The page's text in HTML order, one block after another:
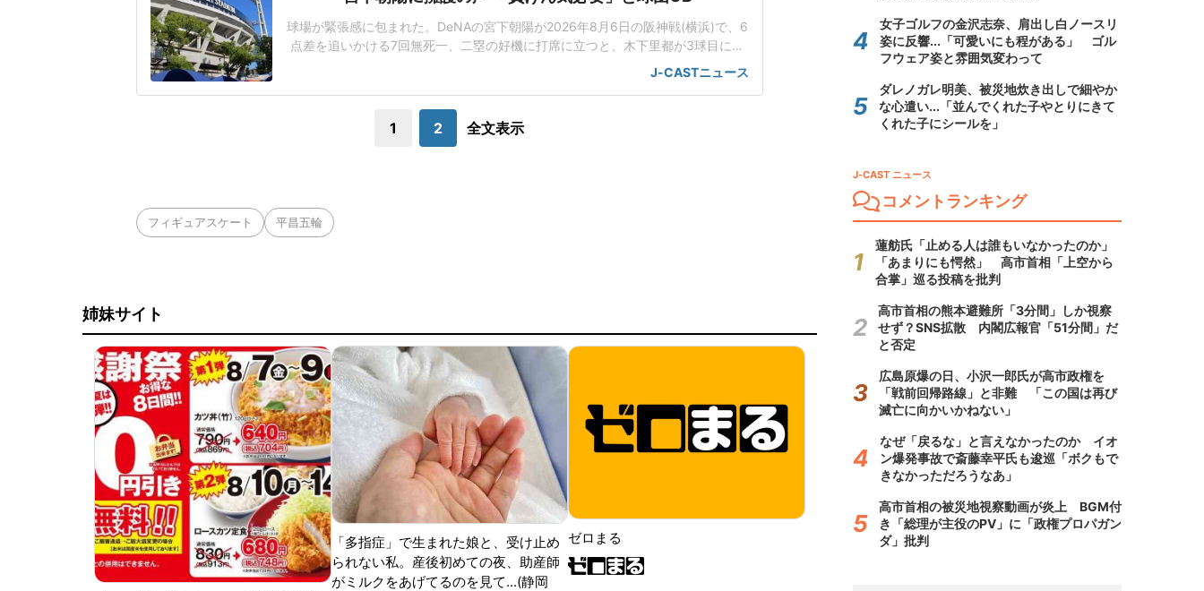
球場が緊張感に包まれた。DeNAの宮下朝陽が2026年8月6日の阪神戦(横浜)で、6
点差を追いかける7回無死一、二塁の好機に打席に立つと、木下里都が3球目に投
じた155キロ直球が顔面付近へ。もんどり打ってよけた宮下は怒りの表情を見せて
ヘルメットを叩きつけた。「熱くなってしまった部分があったのでしょう」前日5
に死球を受けた。内
J-CASTニュース
1 2 全文表示
フィギュアスケート 平昌五輪
姉妹サイト
「多指症」で生まれた娘と、受け止め
られない私。産後初めての夜、助産師
がミルクをあげてるのを見て...(静岡
ゼロまる
女子ゴルフの金沢志奈、肩出し白ノースリ
姿に反響...「可愛いにも程がある」 ゴル
フウェア姿と雰囲気変わって
ダレノガレ明美、被災地炊き出しで細やか
な心遣い...「並んでくれた子やとりにきて
くれた子にシールを」
J-CAST ニュース
コメントランキング
蓮舫氏「止める人は誰もいなかったのか」
「あまりにも愕然」 高市首相「上空から
合掌」巡る投稿を批判
高市首相の熊本避難所「3分間」しか視察
せず？SNS拡散 内閣広報官「51分間」だ
と否定
広島原爆の日、小沢一郎氏が高市政権を
「戦前回帰路線」と非難 「この国は再び
滅亡に向かいかねない」
なぜ「戻るな」と言えなかったのか イオ
ン爆発事故で斎藤幸平氏も逡巡「ボクもで
きなかっただろうなあ」
高市首相の被災地視察動画が炎上 BGM付
き「総理が主役のPV」に「政権プロパガン
ダ」批判